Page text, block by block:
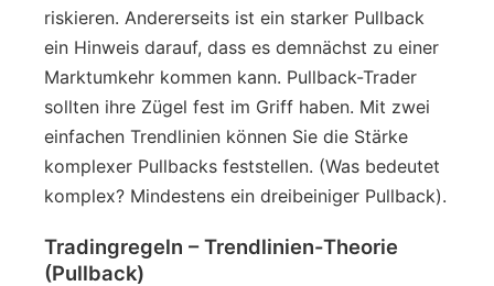
riskieren. Andererseits ist ein starker Pullback
ein Hinweis darauf, dass es demnächst zu einer
Marktumkehr kommen kann. Pullback-Trader
sollten ihre Zügel fest im Griff haben. Mit zwei
einfachen Trendlinien können Sie die Stärke
komplexer Pullbacks feststellen. (Was bedeutet
komplex? Mindestens ein dreibeiniger Pullback).
Tradingregeln – Trendlinien-Theorie
(Pullback)